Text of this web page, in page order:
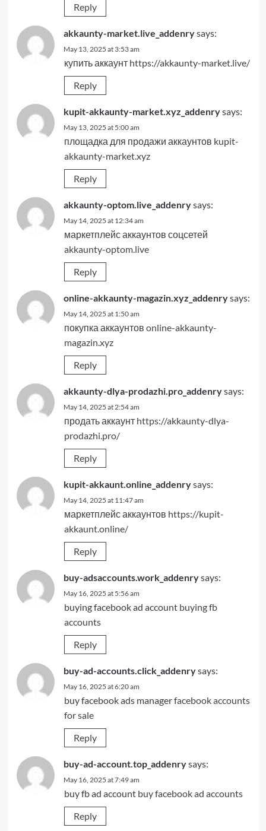
Reply
akkaunty-market.live_addenrysays:
May 13, 2025 at 3:53 am
купить аккаунт https://akkaunty-market.live/
Reply
kupit-akkaunty-market.xyz_addenrysays:
May 13, 2025 at 5:00 am
площадка для продажи аккаунтов kupit-
akkaunty-market.xyz
Reply
akkaunty-optom.live_addenrysays:
May 14, 2025 at 12:34 am
маркетплейс аккаунтов соцсетей
akkaunty-optom.live
Reply
online-akkaunty-magazin.xyz_addenrysays:
May 14, 2025 at 1:50 am
покупка аккаунтов online-akkaunty-
magazin.xyz
Reply
akkaunty-dlya-prodazhi.pro_addenrysays:
May 14, 2025 at 2:54 am
продать аккаунт https://akkaunty-dlya-
prodazhi.pro/
Reply
kupit-akkaunt.online_addenrysays:
May 14, 2025 at 11:47 am
маркетплейс аккаунтов https://kupit-
akkaunt.online/
Reply
buy-adsaccounts.work_addenrysays:
May 16, 2025 at 5:56 am
buying facebook ad account buying fb
accounts
Reply
buy-ad-accounts.click_addenrysays:
May 16, 2025 at 6:20 am
buy facebook ads managerfacebook accounts
for sale
Reply
buy-ad-account.top_addenrysays:
May 16, 2025 at 7:49 am
buy fb ad account buy facebook ad accounts
Reply